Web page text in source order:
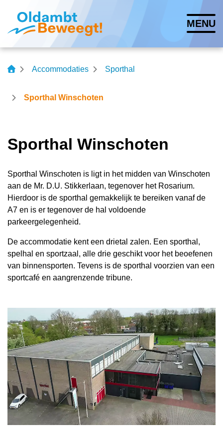
Navigatie
overslaan
Lettergrootte vergroten
Lettergrootte verkleinen
Hoog contrast
MENU
Accommodaties Sporthal
Sporthal Winschoten
Sporthal Winschoten
Sporthal Winschoten is ligt in het midden van Winschoten
aan de Mr. D.U. Stikkerlaan, tegenover het Rosarium.
Hierdoor is de sporthal gemakkelijk te bereiken vanaf de
A7 en is er tegenover de hal voldoende
parkeergelegenheid.
De accommodatie kent een drietal zalen. Een sporthal,
spelhal en sportzaal, alle drie geschikt voor het beoefenen
van binnensporten. Tevens is de sporthal voorzien van een
sportcafé en aangrenzende tribune.